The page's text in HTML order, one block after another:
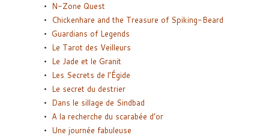
N-Zone Quest
Chickenhare and the Treasure of Spiking-Beard
Guardians of Legends
Le Tarot des Veilleurs
Le Jade et le Granit
Les Secrets de l’Égide
Le secret du destrier
Dans le sillage de Sindbad
A la recherche du scarabée d’or
Une journée fabuleuse